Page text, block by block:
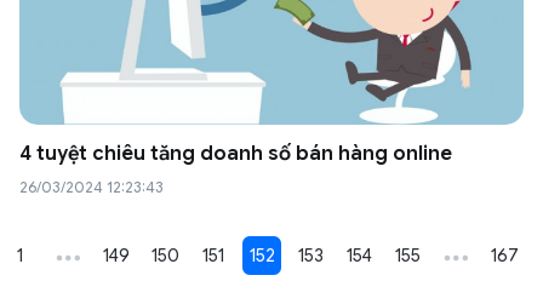
4 tuyệt chiêu tăng doanh số bán hàng online
26/03/2024 12:23:43
1 … 149 150 151 152 153 154 155 … 167